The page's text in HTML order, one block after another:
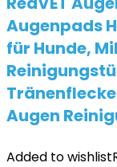
Augenpads
für Hunde,
Augen
Added to wishlist